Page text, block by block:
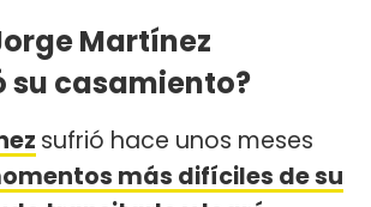
Martínez
su casamiento?
sufrió hace unos meses
más difíciles de su